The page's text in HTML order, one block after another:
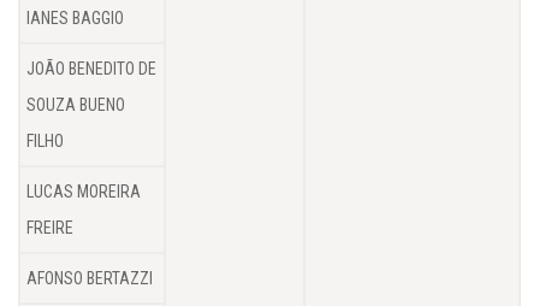
IANES BAGGIO
JOÃO BENEDITO DE
SOUZA BUENO
FILHO
LUCAS MOREIRA
FREIRE
AFONSO BERTAZZI